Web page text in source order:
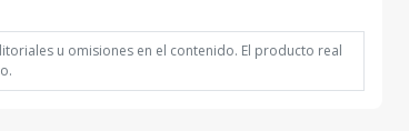
u omisiones en el contenido. El producto real